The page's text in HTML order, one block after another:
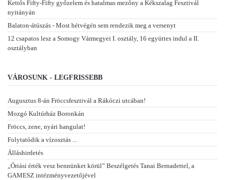
Kettős Fifty-Fifty győzelem és hatalmas mezőny a Kékszalag Fesztivál
nyitányán
Balaton-átúszás - Most hétvégén sem rendezik meg a versenyt
12 csapatos lesz a Somogy Vármegyei I. osztály, 16 együttes indul a II.
osztályban
VÁROSUNK - LEGFRISSEBB
Augusztus 8-án Fröccsfesztivál a Rákóczi utcában!
Mozgó Kultúrház Boronkán
Fröccs, zene, nyári hangulat!
Folytatódik a vízosztás ...
Álláshirdetés
„Óriási érték vesz bennünket körül” Beszélgetés Tanai Bernadettel, a
GAMESZ intézményvezetőjével